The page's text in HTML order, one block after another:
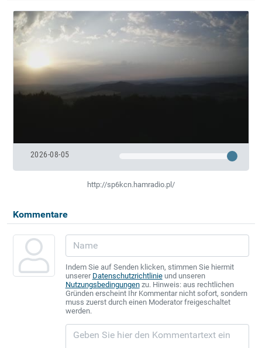
2026-08-05
http://sp6kcn.hamradio.pl/
Kommentare
Indem Sie auf Senden klicken, stimmen Sie hiermit
unserer Datenschutzrichtlinieund unseren
Nutzungsbedingungenzu. Hinweis: aus rechtlichen
Gründen erscheint Ihr Kommentar nicht sofort, sondern
muss zuerst durch einen Moderator freigeschaltet
werden.